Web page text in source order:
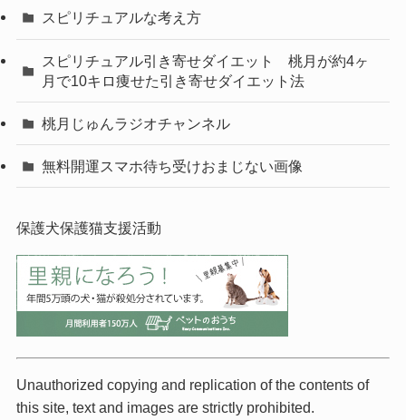
スピリチュアルな考え方
スピリチュアル引き寄せダイエット 桃月が約4ヶ
月で10キロ痩せた引き寄せダイエット法
桃月じゅんラジオチャンネル
無料開運スマホ待ち受けおまじない画像
保護犬保護猫支援活動
Unauthorized copying and replication of the contents of
this site, text and images are strictly prohibited.